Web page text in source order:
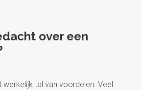
over een
werkelijk tal van voordelen. Veel